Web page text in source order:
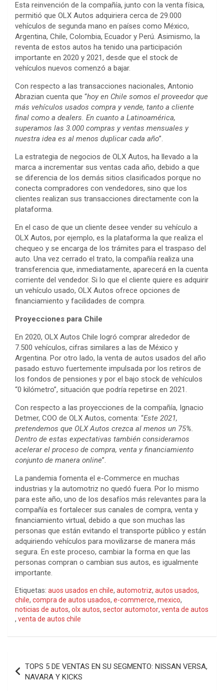
Esta reinvención de la compañía, junto con la venta física,
permitió que OLX Autos adquiriera cerca de 29.000
vehículos de segunda mano en países como México,
Argentina, Chile, Colombia, Ecuador y Perú. Asimismo, la
reventa de estos autos ha tenido una participación
importante en 2020 y 2021, desde que el stock de
vehículos nuevos comenzó a bajar.
Con respecto a las transacciones nacionales, Antonio
Abrazian cuenta que “hoy en Chile somos el proveedor que
más vehículos usados compra y vende, tanto a cliente
final como a dealers. En cuanto a Latinoamérica,
superamos las 3.000 compras y ventas mensuales y
nuestra idea es al menos duplicar cada año”.
La estrategia de negocios de OLX Autos, ha llevado a la
marca a incrementar sus ventas cada año, debido a que
se diferencia de los demás sitios clasificados porque no
conecta compradores con vendedores, sino que los
clientes realizan sus transacciones directamente con la
plataforma.
En el caso de que un cliente desee vender su vehículo a
OLX Autos, por ejemplo, es la plataforma la que realiza el
chequeo y se encarga de los trámites para el traspaso del
auto. Una vez cerrado el trato, la compañía realiza una
transferencia que, inmediatamente, aparecerá en la cuenta
corriente del vendedor. Si lo que el cliente quiere es adquirir
un vehículo usado, OLX Autos ofrece opciones de
financiamiento y facilidades de compra.
Proyecciones para Chile
En 2020, OLX Autos Chile logró comprar alrededor de
7.500 vehículos, cifras similares a las de México y
Argentina. Por otro lado, la venta de autos usados del año
pasado estuvo fuertemente impulsada por los retiros de
los fondos de pensiones y por el bajo stock de vehículos
“0 kilómetro”, situación que podría repetirse en 2021.
Con respecto a las proyecciones de la compañía, Ignacio
Detmer, COO de OLX Autos, comenta: “Este 2021,
pretendemos que OLX Autos crezca al menos un 75%.
Dentro de estas expectativas también consideramos
acelerar el proceso de compra, venta y financiamiento
conjunto de manera online”.
La pandemia fomenta el e-Commerce en muchas
industrias y la automotriz no quedó fuera. Por lo mismo
para este año, uno de los desafíos más relevantes para la
compañía es fortalecer sus canales de compra, venta y
financiamiento virtual, debido a que son muchas las
personas que están evitando el transporte público y están
adquiriendo vehículos para movilizarse de manera más
segura. En este proceso, cambiar la forma en que las
personas compran o cambian sus autos, es igualmente
importante.
Etiquetas: auos usados en chile, automotriz, autos usados,
chile, compra de autos usados, e-commerce, mexico,
noticias de autos, olx autos, sector automotor, venta de autos
, venta de autos chile
de
TOPS 5 DE VENTAS EN SU SEGMENTO: NISSAN VERSA,
NAVARA Y KICKS